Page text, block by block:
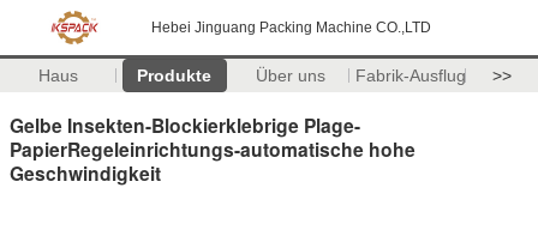
Hebei Jinguang Packing Machine CO.,LTD
Haus Produkte Über uns Fabrik-Ausflug >>
Gelbe Insekten-Blockierklebrige Plage-
PapierRegeleinrichtungs-automatische hohe
Geschwindigkeit